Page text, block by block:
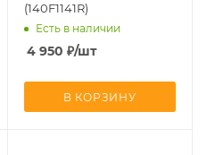
(140F1141R)
Есть в наличии
4 950 ₽/шт
В КОРЗИНУ